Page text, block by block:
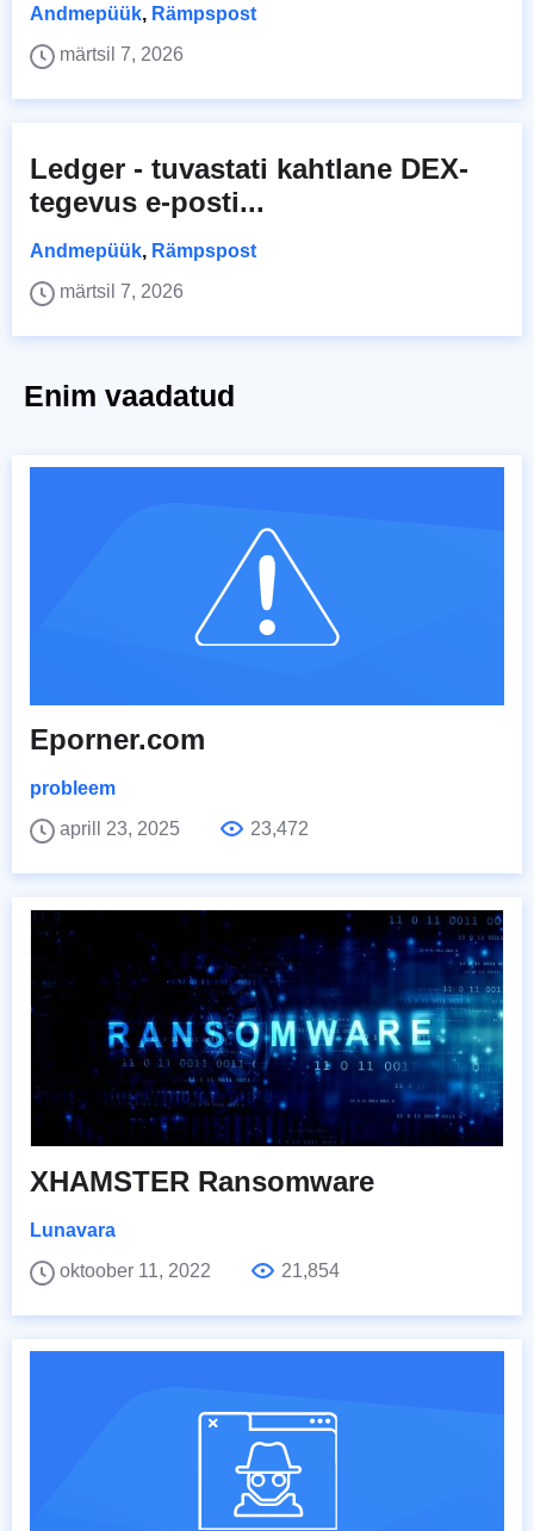
Andmepüük, Rämpspost
märtsil 7, 2026
Ledger - tuvastati kahtlane DEX-
tegevus e-posti...
Andmepüük, Rämpspost
märtsil 7, 2026
Enim vaadatud
Eporner.com
probleem
aprill 23, 2025
23,472
XHAMSTER Ransomware
Lunavara
oktoober 11, 2022
21,854